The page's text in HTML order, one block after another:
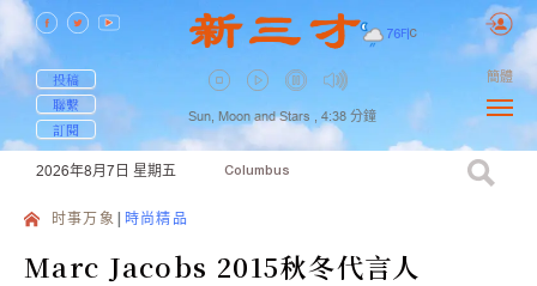
76F| C
投稿
聯繫
訂閱
Sun, Moon and Stars , 4:38 分鐘
簡體
2026年8月7日 星期五 Columbus
时事万象 時尚精品
Marc Jacobs 2015秋冬代言人